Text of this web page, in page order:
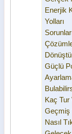
Enerjik
Yolları
Güçlü
Kaç Tur
Geçmiş
Nasıl